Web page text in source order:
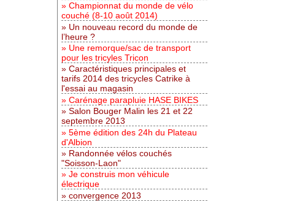
Championnat du monde de vélo
couché (8-10 août 2014)
Un nouveau record du monde de
l’heure ?
Une remorque/sac de transport
pour les tricyles Tricon
Caractéristiques principales et
tarifs 2014 des tricycles Catrike à
l'essai au magasin
Carénage parapluie HASE BIKES
Salon Bouger Malin les 21 et 22
septembre 2013
5ème édition des 24h du Plateau
d'Albion
Randonnée vélos couchés
"Soisson-Laon"
Je construis mon véhicule
électrique
convergence 2013